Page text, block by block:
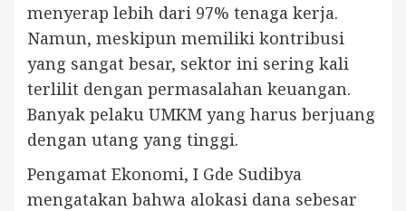
menyerap lebih dari 97% tenaga kerja.
Namun, meskipun memiliki kontribusi
yang sangat besar, sektor ini sering kali
terlilit dengan permasalahan keuangan.
Banyak pelaku UMKM yang harus berjuang
dengan utang yang tinggi.
Pengamat Ekonomi, I Gde Sudibya
mengatakan bahwa alokasi dana sebesar